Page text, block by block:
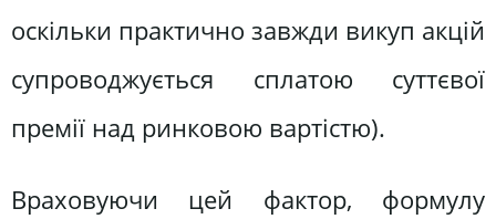
оскільки практично завжди викуп акцій
супроводжується сплатою суттєвої
премії над ринковою вартістю).
Враховуючи цей фактор, формулу